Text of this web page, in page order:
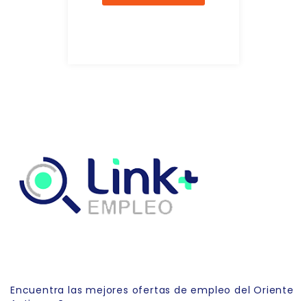
Encuentra las mejores ofertas de empleo del Oriente